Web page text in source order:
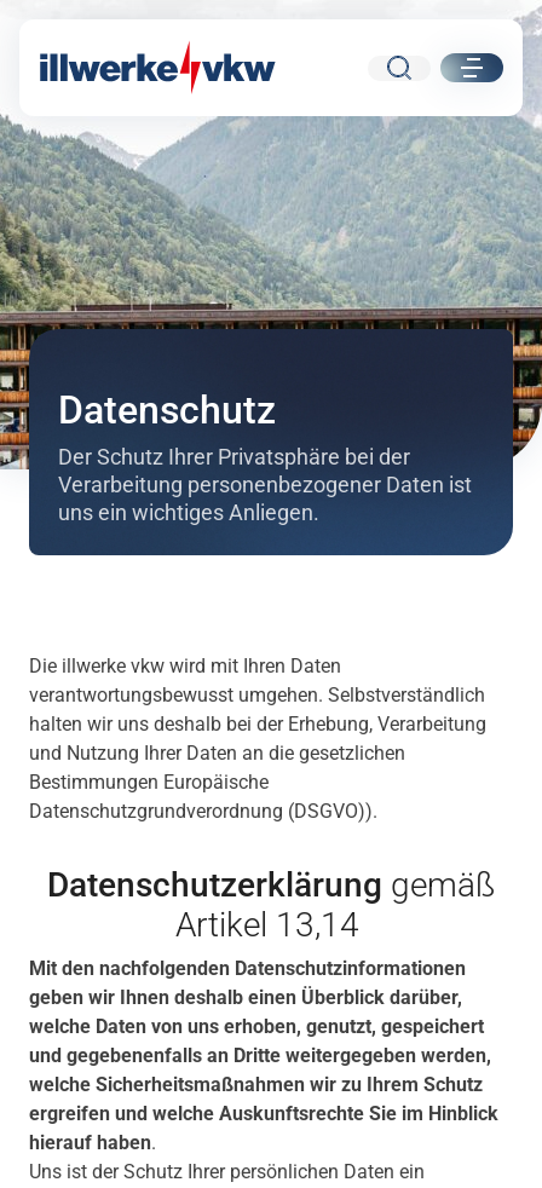
Direkt zum Inhalt
Direkt zur Navigation
Suche
Datenschutz
Der Schutz Ihrer Privatsphäre bei der
Verarbeitung personenbezogener Daten ist
uns ein wichtiges Anliegen.
Die illwerke vkw wird mit Ihren Daten
verantwortungsbewusst umgehen. Selbstverständlich
halten wir uns deshalb bei der Erhebung, Verarbeitung
und Nutzung Ihrer Daten an die gesetzlichen
Bestimmungen Europäische
Datenschutzgrundverordnung (DSGVO)).
Datenschutzerklärung gemäß
Artikel 13,14
Mit den nachfolgenden Datenschutzinformationen
geben wir Ihnen deshalb einen Überblick darüber,
welche Daten von uns erhoben, genutzt, gespeichert
und gegebenenfalls an Dritte weitergegeben werden,
welche Sicherheitsmaßnahmen wir zu Ihrem Schutz
ergreifen und welche Auskunftsrechte Sie im Hinblick
hierauf haben.
Uns ist der Schutz Ihrer persönlichen Daten ein